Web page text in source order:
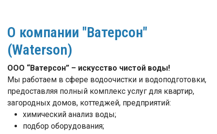
О компании "Ватерсон"
(Waterson)
ООО “Ватерсон” – искусство чистой воды!
Мы работаем в сфере водоочистки и водоподготовки,
предоставляя полный комплекс услуг для квартир,
загородных домов, коттеджей, предприятий:
химический анализ воды;
подбор оборудования;